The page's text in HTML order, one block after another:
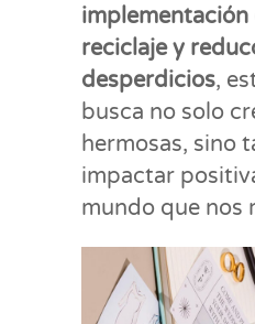
reciclaje y
desperdicios,
busca no solo
hermosas, sino
impactar
mundo que nos